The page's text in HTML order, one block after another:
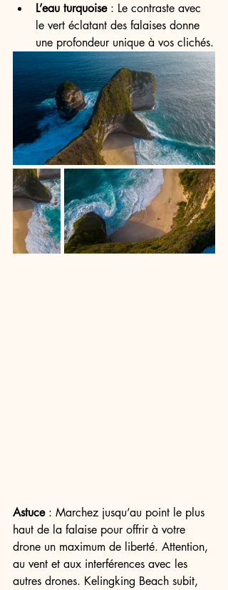
L’eau turquoise : Le contraste avec
le vert éclatant des falaises donne
une profondeur unique à vos clichés.
Astuce : Marchez jusqu’au point le plus
haut de la falaise pour offrir à votre
drone un maximum de liberté. Attention,
au vent et aux interférences avec les
autres drones. Kelingking Beach subit,